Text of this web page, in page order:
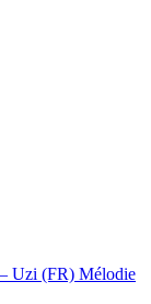
Uzi (FR) Mélodie